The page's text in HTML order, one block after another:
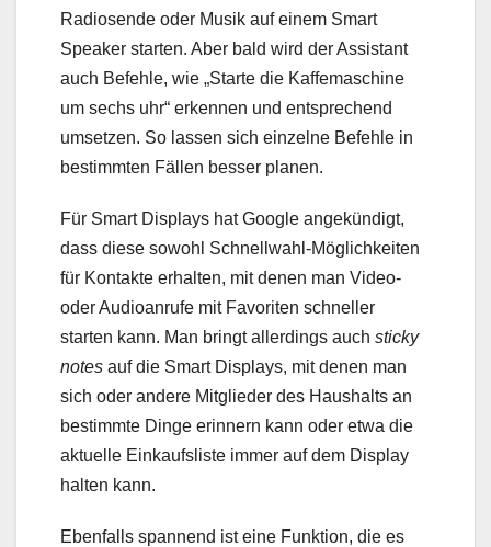
Radiosende oder Musik auf einem Smart
Speaker starten. Aber bald wird der Assistant
auch Befehle, wie „Starte die Kaffemaschine
um sechs uhr“ erkennen und entsprechend
umsetzen. So lassen sich einzelne Befehle in
bestimmten Fällen besser planen.
Für Smart Displays hat Google angekündigt,
dass diese sowohl Schnellwahl-Möglichkeiten
für Kontakte erhalten, mit denen man Video-
oder Audioanrufe mit Favoriten schneller
starten kann. Man bringt allerdings auch sticky
notes auf die Smart Displays, mit denen man
sich oder andere Mitglieder des Haushalts an
bestimmte Dinge erinnern kann oder etwa die
aktuelle Einkaufsliste immer auf dem Display
halten kann.
Ebenfalls spannend ist eine Funktion, die es